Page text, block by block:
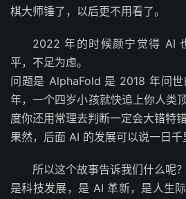
棋大师锤了，以后更不用看了。
2022 年的时候颜宁觉得 AI
平，不足为虑。
问题是 AlphaFold 是 2018 年问
年，一个四岁小孩就快追上你人类
度你还用常理去判断一定会大错特错
果然，后面 AI 的发展可以说一日千
所以这个故事告诉我们什么呢？
是科技发展，是 AI 革新，是人生